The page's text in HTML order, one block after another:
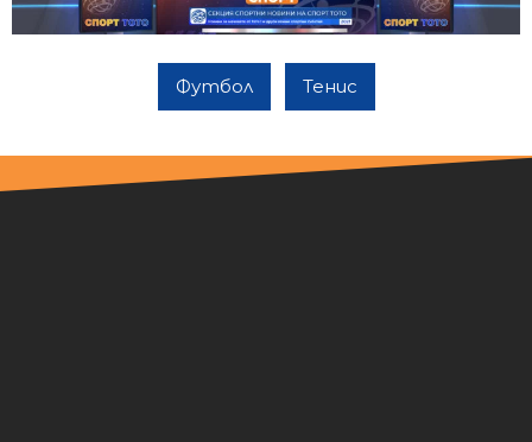
Футбол Тенис